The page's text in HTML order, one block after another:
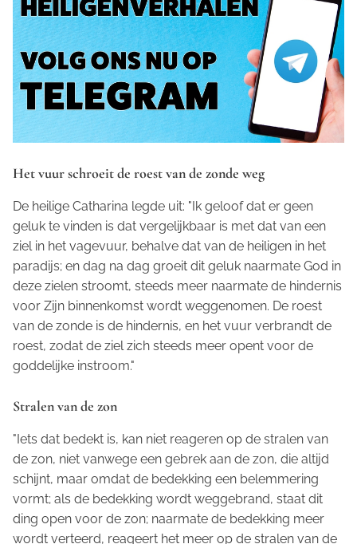
Het vuur schroeit de roest van de zonde weg
De heilige Catharina legde uit: "Ik geloof dat er geen
geluk te vinden is dat vergelijkbaar is met dat van een
ziel in het vagevuur, behalve dat van de heiligen in het
paradijs; en dag na dag groeit dit geluk naarmate God in
deze zielen stroomt, steeds meer naarmate de hindernis
voor Zijn binnenkomst wordt weggenomen. De roest
van de zonde is de hindernis, en het vuur verbrandt de
roest, zodat de ziel zich steeds meer opent voor de
goddelijke instroom."
Stralen van de zon
"Iets dat bedekt is, kan niet reageren op de stralen van
de zon, niet vanwege een gebrek aan de zon, die altijd
schijnt, maar omdat de bedekking een belemmering
vormt; als de bedekking wordt weggebrand, staat dit
ding open voor de zon; naarmate de bedekking meer
wordt verteerd, reageert het meer op de stralen van de